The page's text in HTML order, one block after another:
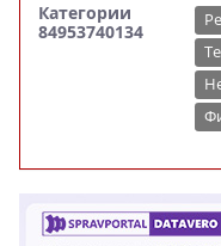
Категории
84953740134